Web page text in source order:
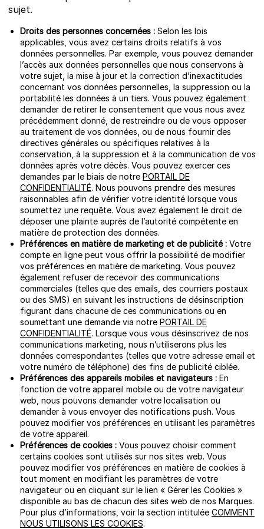
sujet.
Droits des personnes concernées : Selon les lois
applicables, vous avez certains droits relatifs à vos
données personnelles. Par exemple, vous pouvez demander
l’accès aux données personnelles que nous conservons à
votre sujet, la mise à jour et la correction d’inexactitudes
concernant vos données personnelles, la suppression ou la
portabilité les données à un tiers. Vous pouvez également
demander de retirer le consentement que vous nous avez
précédemment donné, de restreindre ou de vous opposer
au traitement de vos données, ou de nous fournir des
directives générales ou spécifiques relatives à la
conservation, à la suppression et à la communication de vos
données après votre décès. Vous pouvez exercer ces
demandes par le biais de notre PORTAIL DE
CONFIDENTIALITÉ. Nous pouvons prendre des mesures
raisonnables afin de vérifier votre identité lorsque vous
soumettez une requête. Vous avez également le droit de
déposer une plainte auprès de l’autorité compétente en
matière de protection des données.
Préférences en matière de marketing et de publicité : Votre
compte en ligne peut vous offrir la possibilité de modifier
vos préférences en matière de marketing. Vous pouvez
également refuser de recevoir des communications
commerciales (telles que des emails, des courriers postaux
ou des SMS) en suivant les instructions de désinscription
figurant dans chacune de ces communications ou en
soumettant une demande via notre PORTAIL DE
CONFIDENTIALITÉ. Lorsque vous vous désinscrivez de nos
communications marketing, nous n’utiliserons plus les
données correspondantes (telles que votre adresse email et
votre numéro de téléphone) des fins de publicité ciblée.
Préférences des appareils mobiles et navigateurs : En
fonction de votre appareil mobile ou de votre navigateur
web, nous pouvons demander votre localisation ou
demander à vous envoyer des notifications push. Vous
pouvez modifier vos préférences en utilisant les paramètres
de votre appareil.
Préférences de cookies : Vous pouvez choisir comment
certains cookies sont utilisés sur nos sites web. Vous
pouvez modifier vos préférences en matière de cookies à
tout moment en modifiant les paramètres de votre
navigateur ou en cliquant sur le lien « Gérer les Cookies »
disponible au bas de chacun des sites web de nos Marques.
Pour plus d’informations, voir la section intitulée COMMENT
NOUS UTILISONS LES COOKIES.